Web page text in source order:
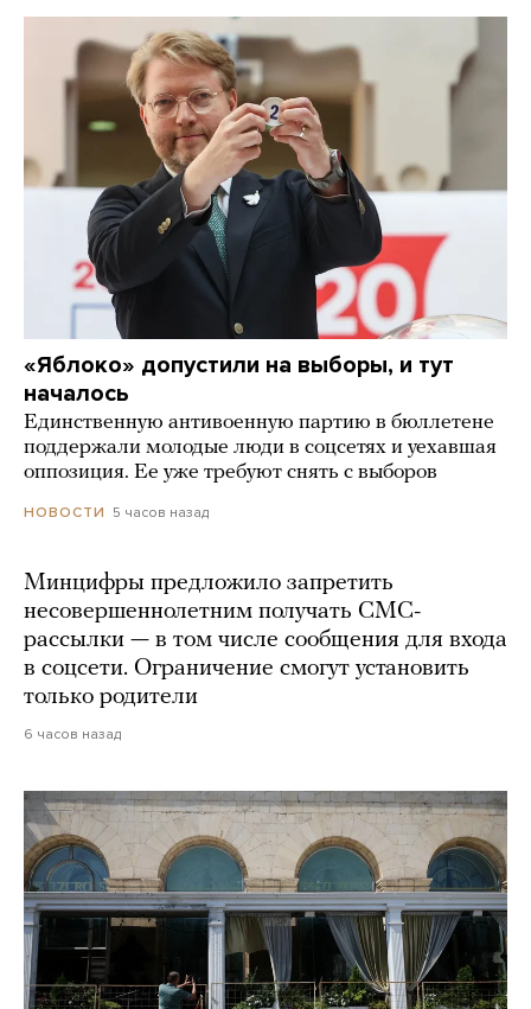
«Яблоко» допустили на выборы, и тут
началось
Единственную антивоенную партию в бюллетене
поддержали молодые люди в соцсетях и уехавшая
оппозиция. Ее уже требуют снять с выборов
НОВОСТИ 5 часов назад
Минцифры предложило запретить
несовершеннолетним получать СМС-
рассылки — в том числе сообщения для входа
в соцсети. Ограничение смогут установить
только родители
6 часов назад